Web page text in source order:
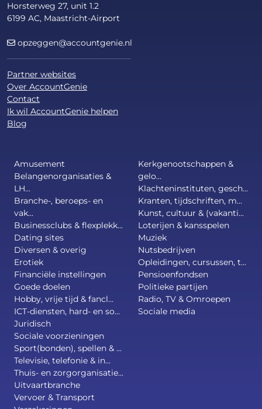
Horsterweg 27, unit 1.2
6199 AC, Maastricht-Airport
opzeggen@accountgenie.nl
Partner websites
Over AccountGenie
Contact
Ik wil AccountGenie helpen
Blog
Amusement
Belangenorganisaties &
LH...
Branche-, beroeps- en
vak...
Businessclubs & flexplekk...
Dating sites
Diversen & overig
Erotiek
Financiële instellingen
Goede doelen
Hobby, vrije tijd & fancl...
ICT-diensten, hard- en so...
Juridisch
Kerkgenootschappen &
gelo...
Klachteninstituten, gesch...
Kranten, tijdschriften, m...
Kunst, cultuur & (vakanti...
Loterijen & kansspelen
Muziek
Nutsbedrijven
Opleidingen, cursussen, t...
Pensioenfondsen
Politieke partijen
Radio, TV & Omroepen
Sociale media
Sociale voorzieningen
Sport(bonden), spellen & ...
Televisie, telefonie & in...
Thuis- en zorgorganisatie...
Uitvaartbranche
Vervoer & Transport